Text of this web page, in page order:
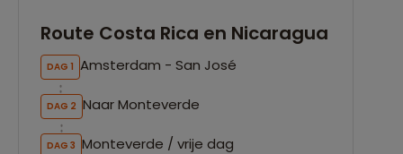
Route Costa Rica en Nicaragua
DAG 1 Amsterdam - San José
DAG 2 Naar Monteverde
DAG 3 Monteverde / vrije dag